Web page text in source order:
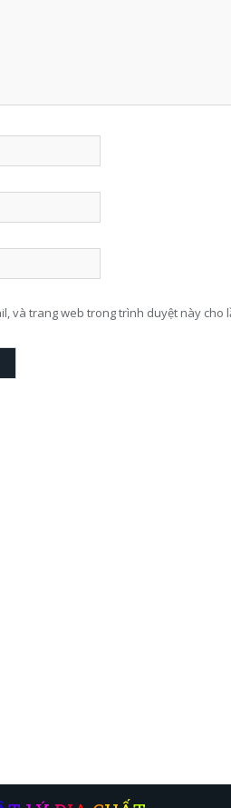
và trang web trong trình duyệt này cho